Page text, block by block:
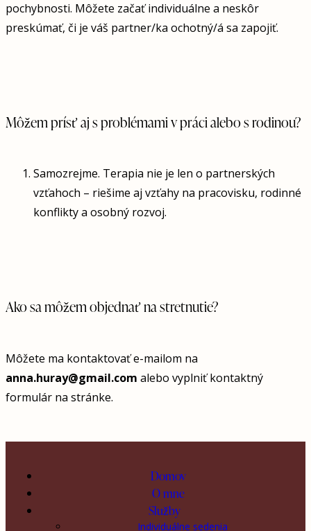
pochybnosti. Môžete začať individuálne a neskôr
preskúmať, či je váš partner/ka ochotný/á sa zapojiť.
Môžem prísť aj s problémami v práci alebo s rodinou?
Samozrejme. Terapia nie je len o partnerských
vzťahoch – riešime aj vzťahy na pracovisku, rodinné
konflikty a osobný rozvoj.
Ako sa môžem objednať na stretnutie?
Môžete ma kontaktovať e-mailom na
anna.huray@gmail.com alebo vyplniť kontaktný
formulár na stránke.
Domov
O mne
Služby
Individuálne sedenia